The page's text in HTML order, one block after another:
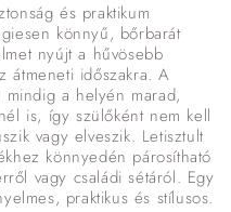
és praktikum
könnyű, bőrbarát
nyújt a hűvösebb
átmeneti időszakra. A
mindig a helyén marad,
is, így szülőként nem kell
vagy elveszik. Letisztult
könnyedén párosítható
vagy családi sétáról. Egy
praktikus és stílusos.